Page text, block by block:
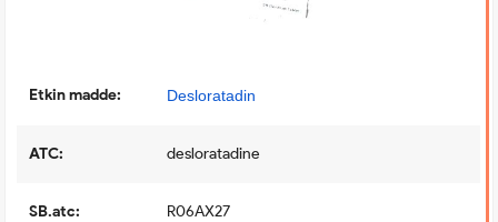
Etkin madde: Desloratadin
ATC: desloratadine
SB.atc: R06AX27